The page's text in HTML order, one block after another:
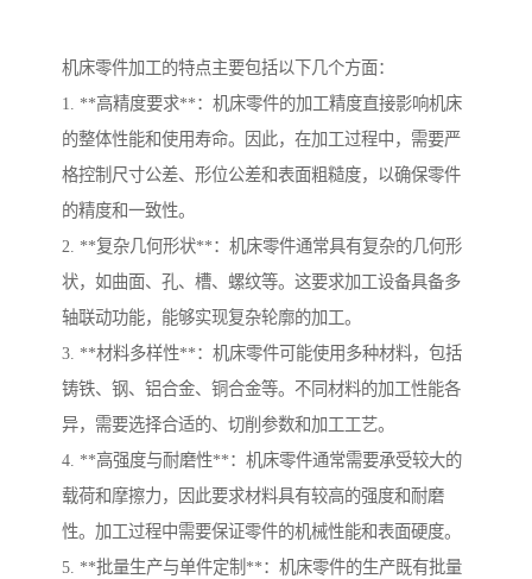
机床零件加工的特点主要包括以下几个方面：
1. **高精度要求**：机床零件的加工精度直接影响机床
的整体性能和使用寿命。因此，在加工过程中，需要严
格控制尺寸公差、形位公差和表面粗糙度，以确保零件
的精度和一致性。
2. **复杂几何形状**：机床零件通常具有复杂的几何形
状，如曲面、孔、槽、螺纹等。这要求加工设备具备多
轴联动功能，能够实现复杂轮廓的加工。
3. **材料多样性**：机床零件可能使用多种材料，包括
铸铁、钢、铝合金、铜合金等。不同材料的加工性能各
异，需要选择合适的、切削参数和加工工艺。
4. **高强度与耐磨性**：机床零件通常需要承受较大的
载荷和摩擦力，因此要求材料具有较高的强度和耐磨
性。加工过程中需要保证零件的机械性能和表面硬度。
5. **批量生产与单件定制**：机床零件的生产既有批量